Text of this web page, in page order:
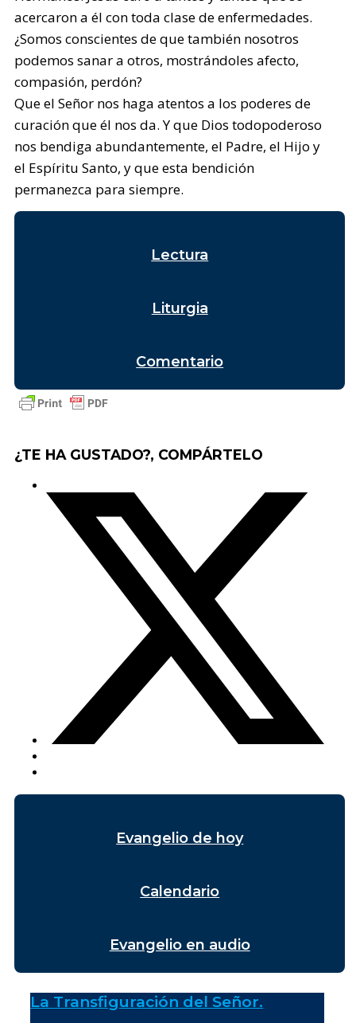
acercaron a él con toda clase de enfermedades.
¿Somos conscientes de que también nosotros
podemos sanar a otros, mostrándoles afecto,
compasión, perdón?
Que el Señor nos haga atentos a los poderes de
curación que él nos da. Y que Dios todopoderoso
nos bendiga abundantemente, el Padre, el Hijo y
el Espíritu Santo, y que esta bendición
permanezca para siempre.
Lectura
Liturgia
Comentario
¿TE HA GUSTADO?, COMPÁRTELO
Evangelio de hoy
Calendario
Evangelio en audio
La Transfiguración del Señor.